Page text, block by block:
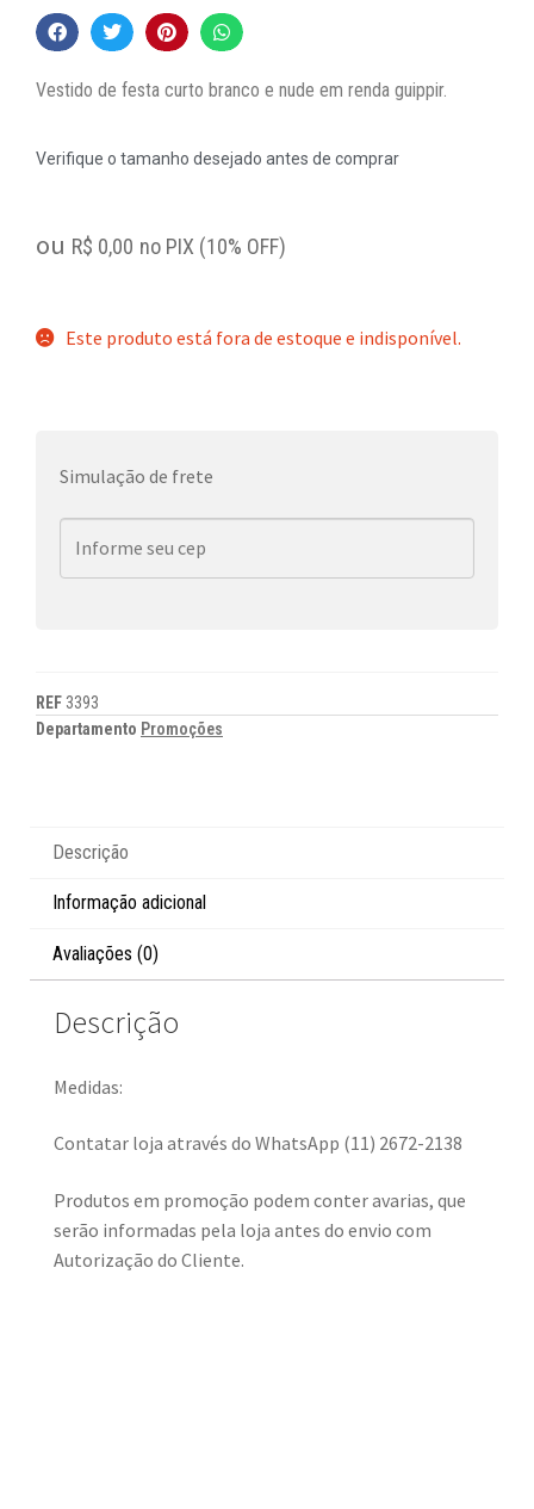
Vestido de festa curto branco e nude em renda guippir.
Verifique o tamanho desejado antes de comprar
ou R$ 0,00 no PIX (10% OFF)
Este produto está fora de estoque e indisponível.
Simulação de frete
REF 3393
Departamento Promoções
Descrição
Informação adicional
Avaliações (0)
Descrição
Medidas:
Contatar loja através do WhatsApp (11) 2672-2138
Produtos em promoção podem conter avarias, que
serão informadas pela loja antes do envio com
Autorização do Cliente.